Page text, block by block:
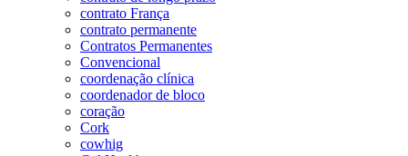
contrato França
contrato permanente
Contratos Permanentes
Convencional
coordenação clínica
coordenador de bloco
coração
Cork
cowhig